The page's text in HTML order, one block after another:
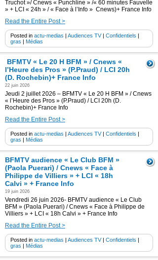
Truchot »/ Cnews « Punchline » /« 60 minutes Fauvelle
» + LCI « 24h » / « Face à l’Info » Cnews)+ France Info
Read the Entire Post >
Posted in actu-medias | Audiences TV| Confidentiels |
gras | Médias
BFMTV « Le 20 H BFM » / Cnews «
l’Heure des Pros » (P.Praud) / LCI 20h
(D. Rochebin)+ France Info
22 juin 2026
Jeudi 2 juillet 2026 – BFMTV « Le 20 H BFM » / Cnews
« l’Heure des Pros » (P.Praud) / LCI 20h (D.
Rochebin)+ France Info
Read the Entire Post >
Posted in actu-medias | Audiences TV| Confidentiels |
gras | Médias
BFMTV audience « Le Club BFM »
(Paola Puerari) / Cnews « Face à
Philippe de Villiers » + LCI « 18h
Calvi » + France Info
19 juin 2026
Vendredi 26 juin 2026- BFMTV audience « Le Club
BFM » (Paola Puerari) / Cnews « Face à Philippe de
Villiers » + LCI « 18h Calvi » + France Info
Read the Entire Post >
Posted in actu-medias | Audiences TV| Confidentiels |
gras | Médias